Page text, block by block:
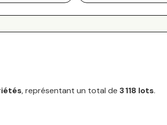
, représentant un total de 3 118 lots.